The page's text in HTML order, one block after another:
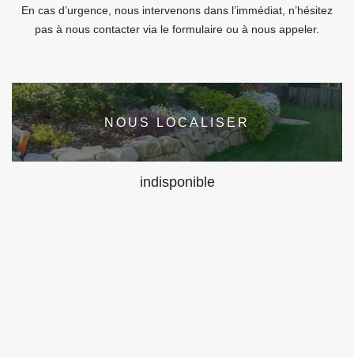
En cas d’urgence, nous intervenons dans l’immédiat, n’hésitez
pas à nous contacter via le formulaire ou à nous appeler.
NOUS LOCALISER
indisponible